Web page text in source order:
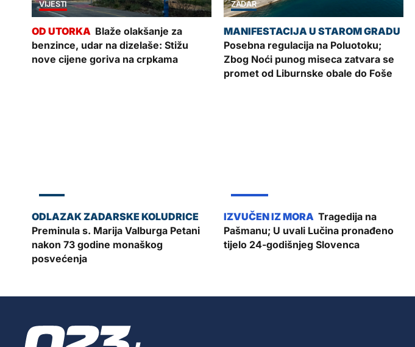
VIJESTI
Blaže olakšanje za
benzince, udar na dizelaše: Stižu
nove cijene goriva na crpkama
ZADAR
Posebna regulacija na Poluotoku;
Zbog Noći punog miseca zatvara se
promet od Liburnske obale do Foše
Preminula s. Marija Valburga Petani
nakon 73 godine monaškog
posvećenja
Tragedija na
Pašmanu; U uvali Lučina pronađeno
tijelo 24-godišnjeg Slovenca